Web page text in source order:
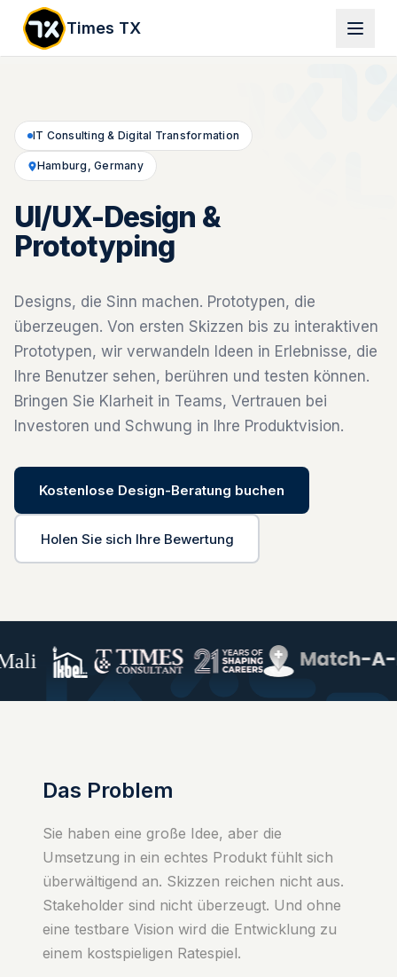
Times TX
IT Consulting & Digital Transformation
Hamburg, Germany
UI/UX-Design &
Prototyping
Designs, die Sinn machen. Prototypen, die
überzeugen. Von ersten Skizzen bis zu interaktiven
Prototypen, wir verwandeln Ideen in Erlebnisse, die
Ihre Benutzer sehen, berühren und testen können.
Bringen Sie Klarheit in Teams, Vertrauen bei
Investoren und Schwung in Ihre Produktvision.
Kostenlose Design-Beratung buchen
Holen Sie sich Ihre Bewertung
Das Problem
Sie haben eine große Idee, aber die
Umsetzung in ein echtes Produkt fühlt sich
überwältigend an. Skizzen reichen nicht aus.
Stakeholder sind nicht überzeugt. Und ohne
eine testbare Vision wird die Entwicklung zu
einem kostspieligen Ratespiel.